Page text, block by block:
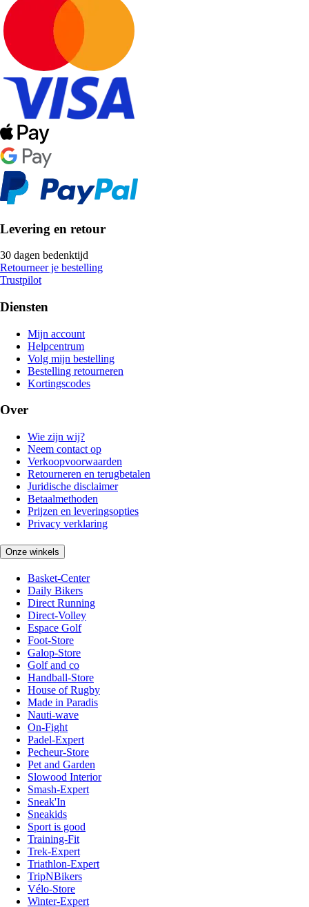
Levering en retour
30 dagen bedenktijd
Retourneer je bestelling
Trustpilot
Diensten
Mijn account
Helpcentrum
Volg mijn bestelling
Bestelling retourneren
Kortingscodes
Over
Wie zijn wij?
Neem contact op
Verkoopvoorwaarden
Retourneren en terugbetalen
Juridische disclaimer
Betaalmethoden
Prijzen en leveringsopties
Privacy verklaring
Onze winkels
Basket-Center
Daily Bikers
Direct Running
Direct-Volley
Espace Golf
Foot-Store
Galop-Store
Golf and co
Handball-Store
House of Rugby
Made in Paradis
Nauti-wave
On-Fight
Padel-Expert
Pecheur-Store
Pet and Garden
Slowood Interior
Smash-Expert
Sneak'In
Sneakids
Sport is good
Training-Fit
Trek-Expert
Triathlon-Expert
TripNBikers
Vélo-Store
Winter-Expert